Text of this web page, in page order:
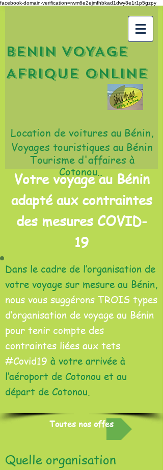
facebook-domain-verification=rwm6e2ejmfhbkad1dwy8e1r1p5gzpy
BENIN VOYAGE
AFRIQUE ONLINE
Location de voitures au Bénin,
Voyages touristiques au Bénin
Tourisme d'affaires à
Cotonou..
Votre voyage au Bénin
adapté aux contraintes
des mesures COVID-
19
Dans le cadre de l’organisation de
votre voyage sur mesure au Bénin,
nous vous suggérons TROIS types
d’organisation de voyage au Bénin
pour tenir compte des
contraintes liées aux tets
#Covid19 à votre arrivée à
l’aéroport de Cotonou et au
départ de Cotonou.
Toutes nos offes
Quelle organisation